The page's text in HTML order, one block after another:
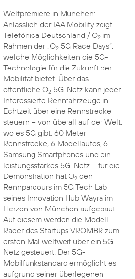
Weltpremiere in München:
Anlässlich der IAA Mobility zeigt
Telefónica Deutschland / O2im
Rahmen der „O25G Race Days“,
welche Möglichkeiten die 5G-
Technologie für die Zukunft der
Mobilität bietet. Über das
öffentliche O25G-Netz kann jeder
Interessierte Rennfahrzeuge in
Echtzeit über eine Rennstrecke
steuern – von überall auf der Welt,
wo es 5G gibt. 60 Meter
Rennstrecke, 6 Modellautos, 6
Samsung Smartphones und ein
leistungsstarkes 5G-Netz – für die
Demonstration hat O2den
Rennparcours im 5G Tech Lab
seines Innovation Hub Wayra im
Herzen von München aufgebaut.
Auf diesem werden die Modell-
Racer des Startups VROMBR zum
ersten Mal weltweit über ein 5G-
Netz gesteuert. Der 5G-
Mobilfunkstandard ermöglicht es
aufgrund seiner überlegenen